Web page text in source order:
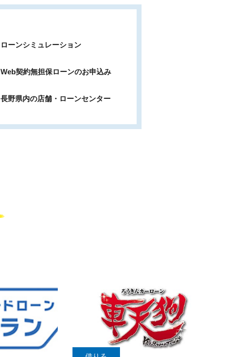
ローンシミュレーション
Web契約無担保ローンのお申込み
長野県内の店舗・ローンセンター